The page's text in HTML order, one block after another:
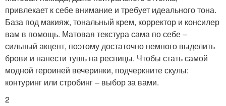
привлекает к себе внимание и требует идеального тона.
База под макияж, тональный крем, корректор и консилер
вам в помощь. Матовая текстура сама по себе –
сильный акцент, поэтому достаточно немного выделить
брови и нанести тушь на ресницы. Чтобы стать самой
модной героиней вечеринки, подчеркните скулы:
контуринг или стробинг – выбор за вами.
2